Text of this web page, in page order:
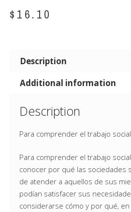
$ 16.10
Description
Additional information
Description
Para comprender el trabajo social
Para comprender el trabajo
conocer por qué las sociedades
de atender a aquellos de sus
podían satisfacer sus
considerarse cómo y por qué,